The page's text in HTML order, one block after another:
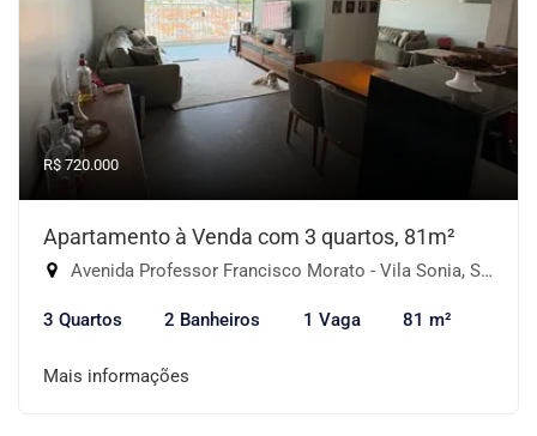
R$ 720.000
Apartamento à Venda com 3 quartos, 81m²
Avenida Professor Francisco Morato - Vila Sonia, São Paulo-SP
3 Quartos 2 Banheiros 1 Vaga 81 m²
Mais informações